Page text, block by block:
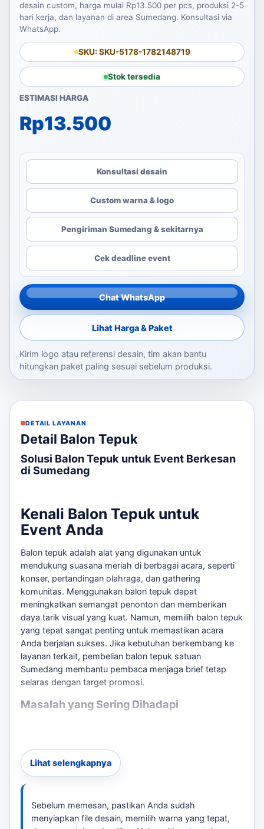
desain custom, harga mulai Rp13.500 per pcs, produksi 2-5
hari kerja, dan layanan di area Sumedang. Konsultasi via
WhatsApp.
SKU: SKU-5178-1782148719
Stok tersedia
ESTIMASI HARGA
Rp13.500
Konsultasi desain
Custom warna & logo
Pengiriman Sumedang & sekitarnya
Cek deadline event
Chat WhatsApp
Lihat Harga & Paket
Kirim logo atau referensi desain, tim akan bantu
hitungkan paket paling sesuai sebelum produksi.
DETAIL LAYANAN
Detail Balon Tepuk
Solusi Balon Tepuk untuk Event Berkesan
di Sumedang
Kenali Balon Tepuk untuk
Event Anda
Balon tepuk adalah alat yang digunakan untuk
mendukung suasana meriah di berbagai acara, seperti
konser, pertandingan olahraga, dan gathering
komunitas. Menggunakan balon tepuk dapat
meningkatkan semangat penonton dan memberikan
daya tarik visual yang kuat. Namun, memilih balon tepuk
yang tepat sangat penting untuk memastikan acara
Anda berjalan sukses. Jika kebutuhan berkembang ke
layanan terkait, pembelian balon tepuk satuan
Sumedang membantu pembaca menjaga brief tetap
selaras dengan target promosi.
Masalah yang Sering Dihadapi
tepat, dan waktu produksi yang sesuai dengan jadwal
acara. Salah memilih dapat mengakibatkan kekurangan
balon atau desain yang tidak sesuai harapan. Untuk
membandingkan opsi yang masih berdekatan,
tepuk untuk pesta Sumedangbisa menjadi rujukan
sebelum menentukan ukuran, desain, dan jadwal.
Lihat selengkapnya
Sebelum memesan, pastikan Anda sudah
menyiapkan file desain, memilih warna yang tepat,